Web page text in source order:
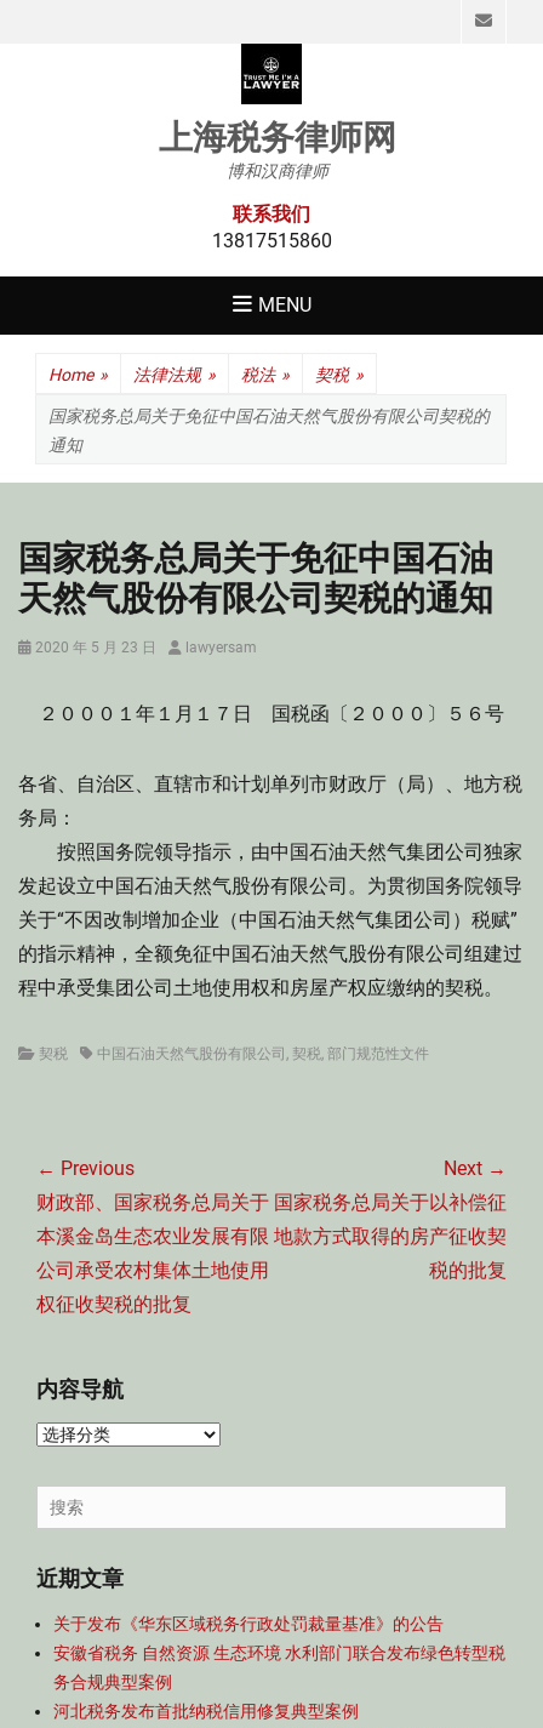
上海税务律师网
博和汉商律师
联系我们
13817515860
MENU
Home » 法律法规 » 税法 » 契税 »
国家税务总局关于免征中国石油天然气股份有限公司契税的
通知
国家税务总局关于免征中国石油
天然气股份有限公司契税的通知
Posted
2020 年 5 月 23 日 Authorlawyersam
２０００１年１月１７日 国税函〔２０００〕５６号
各省、自治区、直辖市和计划单列市财政厅（局）、地方税
务局：
按照国务院领导指示，由中国石油天然气集团公司独家
发起设立中国石油天然气股份有限公司。为贯彻国务院领导
关于“不因改制增加企业（中国石油天然气集团公司）税赋”
的指示精神，全额免征中国石油天然气股份有限公司组建过
程中承受集团公司土地使用权和房屋产权应缴纳的契税。
Categories
契税 Tags中国石油天然气股份有限公司 , 契税, 部门规范性文件
章
导
航
← Previous
Previous
post:
财政部、国家税务总局关于
本溪金岛生态农业发展有限
公司承受农村集体土地使用
权征收契税的批复
Next →
Next
post:
国家税务总局关于以补偿征
地款方式取得的房产征收契
税的批复
内容导航
内
导
航
Search
for:
近期文章
关于发布《华东区域税务行政处罚裁量基准》的公告
安徽省税务 自然资源 生态环境 水利部门联合发布绿色转型税
务合规典型案例
河北税务发布首批纳税信用修复典型案例